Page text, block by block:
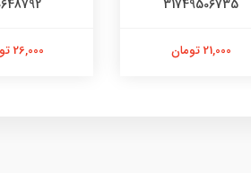
31749506735
21,000 تومان 26,000 تومان